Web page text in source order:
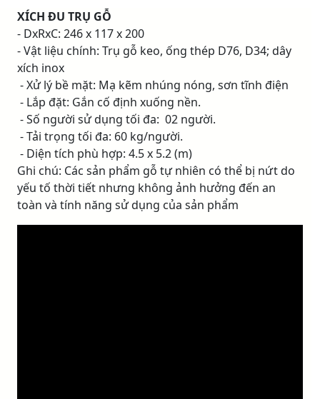
XÍCH ĐU TRỤ GỖ
- DxRxC: 246 x 117 x 200
- Vật liệu chính: Trụ gỗ keo, ống thép D76, D34; dây
xích inox
- Xử lý bề mặt: Mạ kẽm nhúng nóng, sơn tĩnh điện
- Lắp đặt: Gắn cố định xuống nền.
- Số người sử dụng tối đa: 02 người.
- Tải trọng tối đa: 60 kg/người.
- Diện tích phù hợp: 4.5 x 5.2 (m)
Ghi chú: Các sản phẩm gỗ tự nhiên có thể bị nứt do
yếu tố thời tiết nhưng không ảnh hưởng đến an
toàn và tính năng sử dụng của sản phẩm